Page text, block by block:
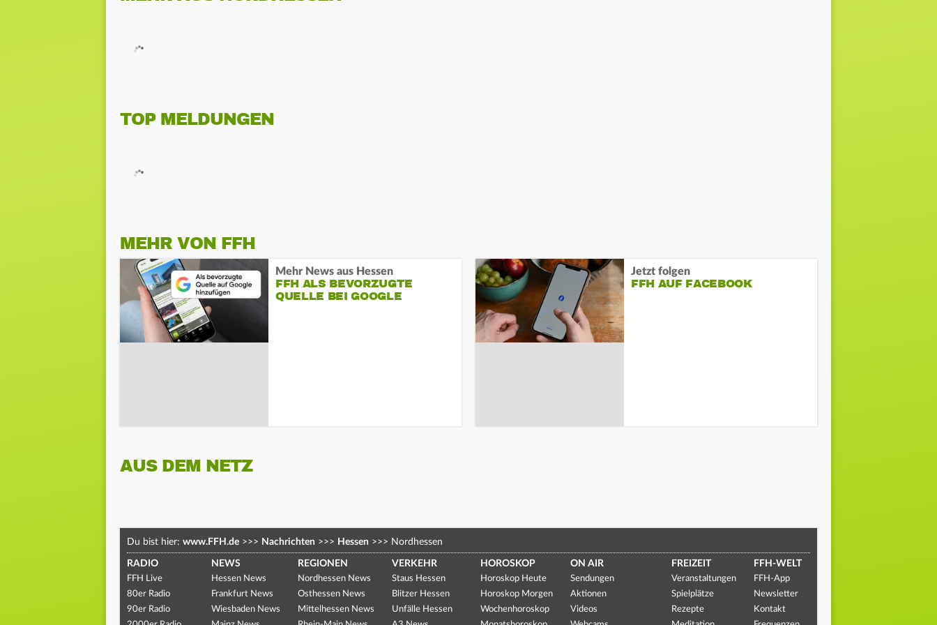
TOP MELDUNGEN
MEHR VON FFH
Mehr News aus Hessen
FFH ALS BEVORZUGTE
QUELLE BEI GOOGLE
Jetzt folgen
FFH AUF FACEBOOK
AUS DEM NETZ
Du bist hier: www.FFH.de >>> Nachrichten >>> Hessen >>> Nordhessen
RADIO
FFH Live
80er Radio
90er Radio
NEWS
Hessen News
Frankfurt News
Wiesbaden News
REGIONEN
Nordhessen News
Osthessen News
Mittelhessen News
VERKEHR
Staus Hessen
Blitzer Hessen
Unfälle Hessen
HOROSKOP
Horoskop Heute
Horoskop Morgen
Wochenhoroskop
ON AIR
Sendungen
Aktionen
Videos
FREIZEIT
Veranstaltungen
Spielplätze
Rezepte
FFH-WELT
FFH-App
Newsletter
Kontakt